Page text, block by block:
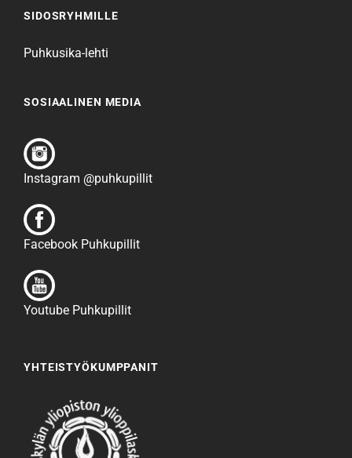
SIDOSRYHMILLE
Puhkusika-lehti
SOSIAALINEN MEDIA
Instagram @puhkupillit
Facebook Puhkupillit
Youtube Puhkupillit
YHTEISTYÖKUMPPANIT